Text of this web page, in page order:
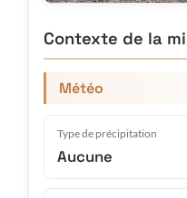
Contexte de la
Météo
Type de précipitation
Aucune